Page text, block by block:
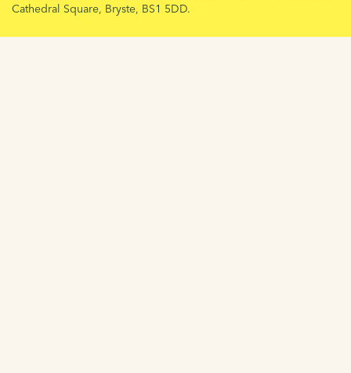
Cathedral Square, Bryste, BS1 5DD.